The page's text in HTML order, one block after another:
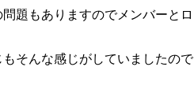
題もありますのでメンバーとロ
そんな感じがしていましたので